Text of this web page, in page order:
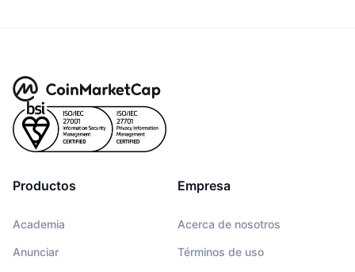
Productos
Academia
Anunciar
Empresa
Acerca de nosotros
Términos de uso